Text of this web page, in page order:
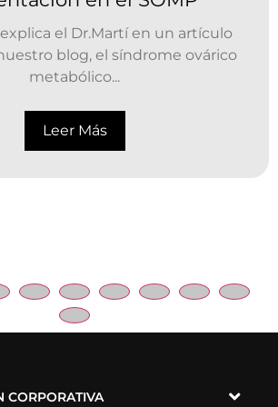
el Dr.Martí en un artículo
blog, el síndrome ovárico
metabólico...
Leer Más
CORPORATIVA